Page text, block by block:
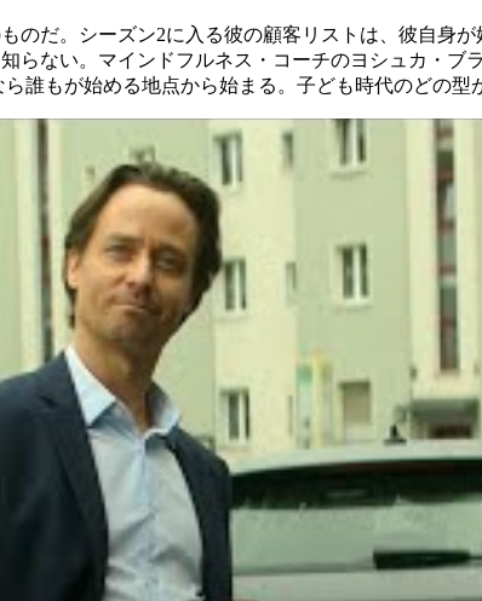
のだ。シーズン2に入る彼の顧客リストは、彼自身
らない。マインドフルネス・コーチのヨシュカ・ブ
誰もが始める地点から始まる。子ども時代のどの型